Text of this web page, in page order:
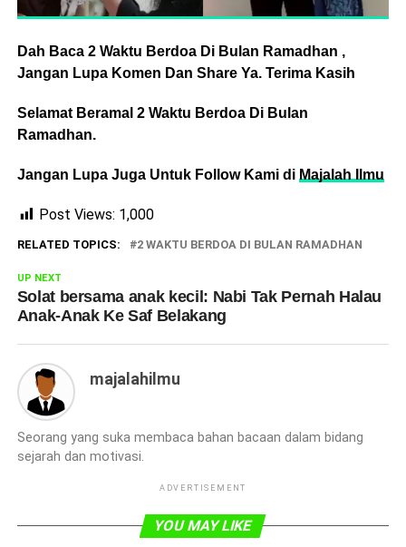
Dah Baca 2 Waktu Berdoa Di Bulan Ramadhan ,
Jangan Lupa Komen Dan Share Ya. Terima Kasih
Selamat Beramal 2 Waktu Berdoa Di Bulan
Ramadhan.
Jangan Lupa Juga Untuk Follow Kami di Majalah Ilmu
Post Views: 1,000
RELATED TOPICS: 2 WAKTU BERDOA DI BULAN RAMADHAN
UP NEXT
Solat bersama anak kecil: Nabi Tak Pernah Halau
Anak-Anak Ke Saf Belakang
majalahilmu
Seorang yang suka membaca bahan bacaan dalam bidang
sejarah dan motivasi.
ADVERTISEMENT
YOU MAY LIKE